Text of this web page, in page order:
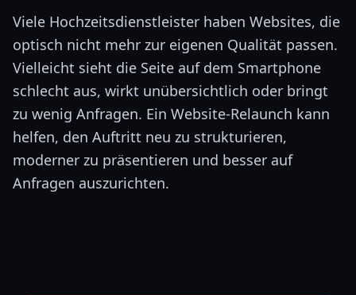
Viele Hochzeitsdienstleister haben Websites, die
optisch nicht mehr zur eigenen Qualität passen.
Vielleicht sieht die Seite auf dem Smartphone
schlecht aus, wirkt unübersichtlich oder bringt
zu wenig Anfragen. Ein Website-Relaunch kann
helfen, den Auftritt neu zu strukturieren,
moderner zu präsentieren und besser auf
Anfragen auszurichten.